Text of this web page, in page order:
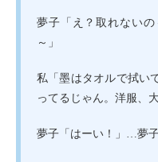
夢子「え？取れない
～」
私「墨はタオルで拭い
ってるじゃん。洋服、
夢子「はーい！」…夢